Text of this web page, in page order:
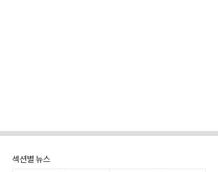
섹션별 뉴스